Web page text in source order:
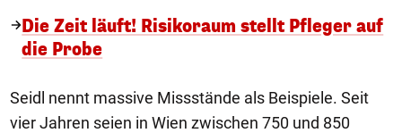
Die Zeit läuft! Risikoraum stellt Pfleger auf
die Probe
Seidl nennt massive Missstände als Beispiele. Seit
vier Jahren seien in Wien zwischen 750 und 850